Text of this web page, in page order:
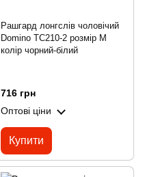
Рашгард лонгслів чоловічий
Domino TC210-2 розмір M
колір чорний-білий
716 грн
Оптові ціни
Купити